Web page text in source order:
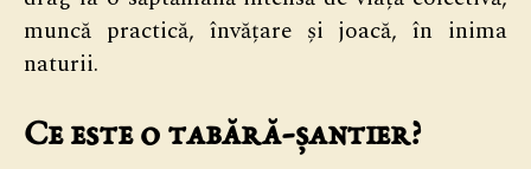
muncă practică, învățare și joacă, în inima
naturii.
Ce este o tabără-șantier?